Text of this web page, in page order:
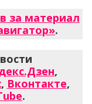
за материал
.
,
, Вконтакте,
.